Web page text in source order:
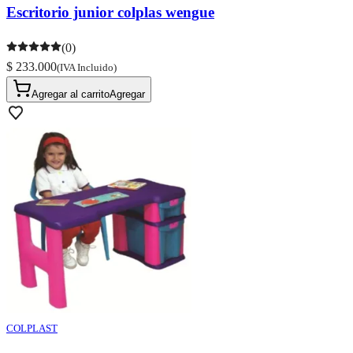
Escritorio junior colplas wengue
(0)
$ 233.000(IVA Incluido)
Agregar al carritoAgregar
COLPLAST